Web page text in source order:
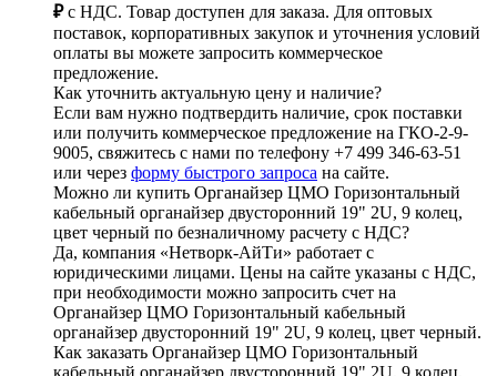
₽с НДС. Товар доступен для заказа. Для оптовых
поставок, корпоративных закупок и уточнения условий
оплаты вы можете запросить коммерческое
предложение.
Как уточнить актуальную цену и наличие?
Если вам нужно подтвердить наличие, срок поставки
или получить коммерческое предложение на ГКО-2-9-
9005, свяжитесь с нами по телефону +7 499 346-63-51
или через форму быстрого запроса на сайте.
Можно ли купить Органайзер ЦМО Горизонтальный
кабельный органайзер двусторонний 19" 2U, 9 колец,
цвет черный по безналичному расчету с НДС?
Да, компания «Нетворк-АйТи» работает с
юридическими лицами. Цены на сайте указаны с НДС,
при необходимости можно запросить счет на
Органайзер ЦМО Горизонтальный кабельный
органайзер двусторонний 19" 2U, 9 колец, цвет черный.
Как заказать Органайзер ЦМО Горизонтальный
кабельный органайзер двусторонний 19" 2U, 9 колец,